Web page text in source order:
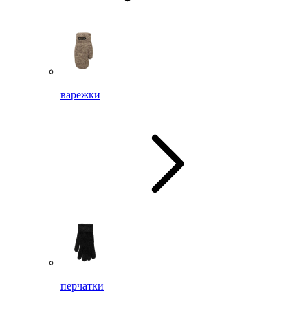
варежки
перчатки